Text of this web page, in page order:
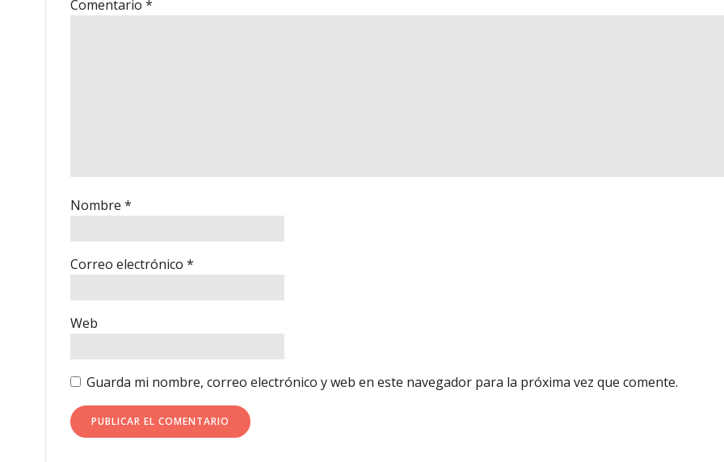
Comentario *
Nombre *
Correo electrónico *
Web
Guarda mi nombre, correo electrónico y web en este navegador para la próxima vez que comente.